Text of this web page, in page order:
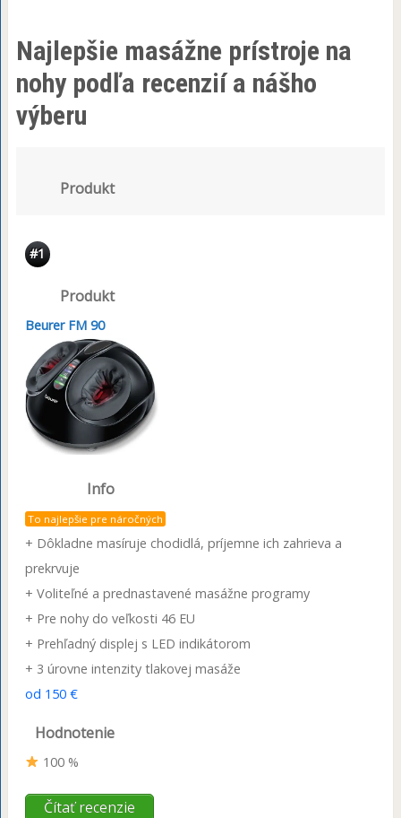
Najlepšie masážne prístroje na
nohy podľa recenzií a nášho
výberu
Produkt
#1
Produkt
Beurer FM 90
Info
To najlepšie pre náročných
+ Dôkladne masíruje chodidlá, príjemne ich zahrieva a
prekrvuje
+ Voliteľné a prednastavené masážne programy
+ Pre nohy do veľkosti 46 EU
+ Prehľadný displej s LED indikátorom
+ 3 úrovne intenzity tlakovej masáže
od 150 €
Hodnotenie
100 %
Čítať recenzie